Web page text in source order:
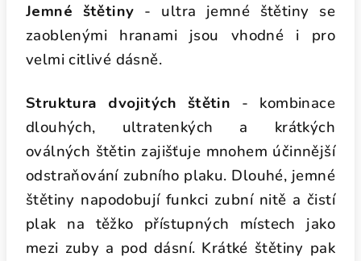
Jemné štětiny - ultra jemné štětiny se
zaoblenými hranami jsou vhodné i pro
velmi citlivé dásně.
Struktura dvojitých štětin
- kombinace
dlouhých, ultratenkých a krátkých
oválných štětin zajišťuje mnohem účinnější
odstraňování zubního plaku. Dlouhé, jemné
štětiny napodobují funkci zubní nitě a čistí
plak na těžko přístupných místech jako
mezi zuby a pod dásní. Krátké štětiny pak